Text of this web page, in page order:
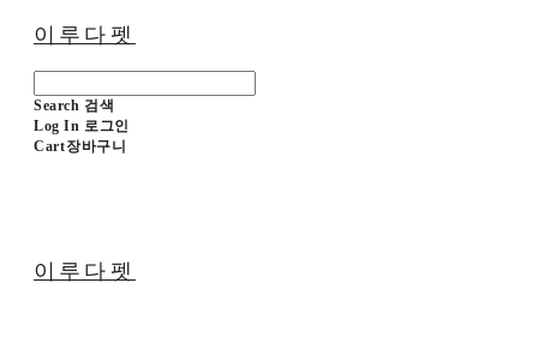
이루다펫
Search 검색
Log In 로그인
Cart장바구니
이루다펫